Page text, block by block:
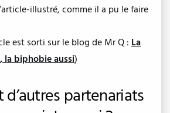
illustré, comme il a pu le faire
est sorti sur le blog de Mr Q : La
la biphobie aussi)
d’autres partenariats